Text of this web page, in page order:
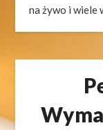
na żywo i wiele